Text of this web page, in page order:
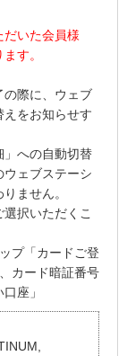
だいた会員様
す。
際に、ウェブ
をお知らせす
への自動切替
ウェブステーシ
ません。
択いただくこ
プ「カードご登
カード暗証番号
座」